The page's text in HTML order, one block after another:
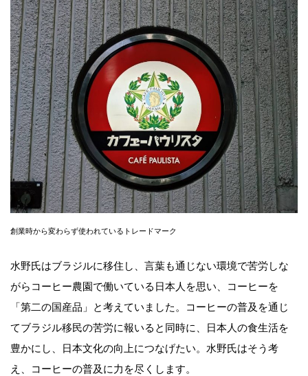
創業時から変わらず使われているトレードマーク
水野氏はブラジルに移住し、言葉も通じない環境で苦労しな
がらコーヒー農園で働いている日本人を思い、コーヒーを
「第二の国産品」と考えていました。コーヒーの普及を通じ
てブラジル移民の苦労に報いると同時に、日本人の食生活を
豊かにし、日本文化の向上につなげたい。水野氏はそう考
え、コーヒーの普及に力を尽くします。